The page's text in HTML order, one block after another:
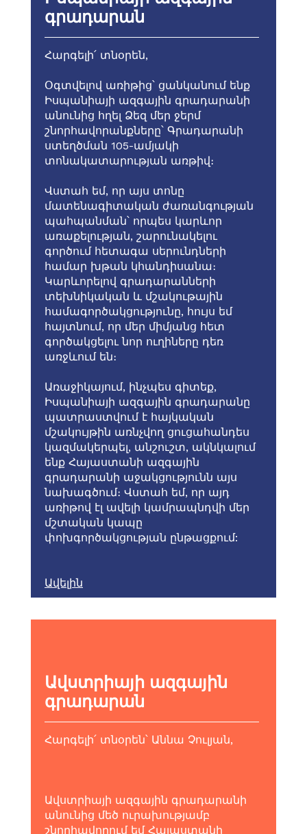
գրադարան
Հարգելի՛ տնօրեն,
Օգտվելով առիթից՝ ցանկանում ենք
Իսպանիայի ազգային գրադարանի
անունից հղել Ձեզ մեր ջերմ
շնորհավորանքները՝ Գրադարանի
ստեղծման 105-ամյակի
տոնակատարության առթիվ։
Վստահ եմ, որ այս տոնը
մատենագիտական ժառանգության
պահպանման՝ որպես կարևոր
առաքելության, շարունակելու
գործում հետագա սերունդների
համար խթան կհանդիսանա։
Կարևորելով գրադարանների
տեխնիկական և մշակութային
համագործակցությունը, հույս եմ
հայտնում, որ մեր միմյանց հետ
գործակցելու նոր ուղիները դեռ
առջևում են։
Առաջիկայում, ինչպես գիտեք,
Իսպանիայի ազգային գրադարանը
պատրաստվում է հայկական
մշակույթին առնչվող ցուցահանդես
կազմակերպել, անշուշտ, ակնկալում
ենք Հայաստանի ազգային
գրադարանի աջակցությունն այս
նախագծում։ Վստահ եմ, որ այդ
առիթով էլ ավելի կամրապնդվի մեր
մշտական կապը
փոխգործակցության ընթացքում:
Ավելին
Ավստրիայի ազգային
գրադարան
Հարգելի՛ տնօրեն՝ Աննա Չուլյան,
Ավստրիայի ազգային գրադարանի
անունից մեծ ուրախությամբ
շնորհավորում եմ Հայաստանի